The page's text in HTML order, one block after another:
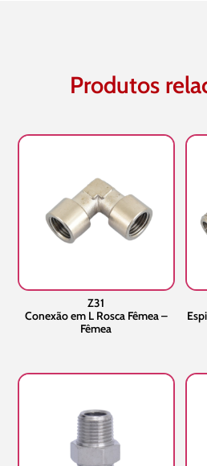
Produtos
Z31
Conexão em L Rosca Fêmea –
Fêmea